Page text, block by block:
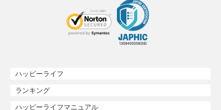
ハッピーライフ
ランキング
ハッピーライフマニュアル